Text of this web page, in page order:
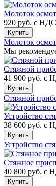
Молоток
920 руб. с НДС
Купить
Молоток
Мы
Стяжной
41 900 руб. с
Купить
Стяжной
Устройство
38 600 руб. с
Купить
Устройство
Стяжное
40 800 руб. с
Купить